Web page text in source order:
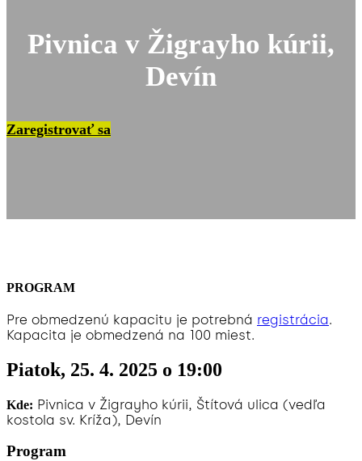
Pivnica v Žigrayho kúrii,
Devín
Zaregistrovať sa
PROGRAM
Pre obmedzenú kapacitu je potrebná registrácia.
Kapacita je obmedzená na 100 miest.
Piatok, 25. 4. 2025 o 19:00
Kde: Pivnica v Žigrayho kúrii, Štítová ulica (vedľa
kostola sv. Kríža), Devín
Program